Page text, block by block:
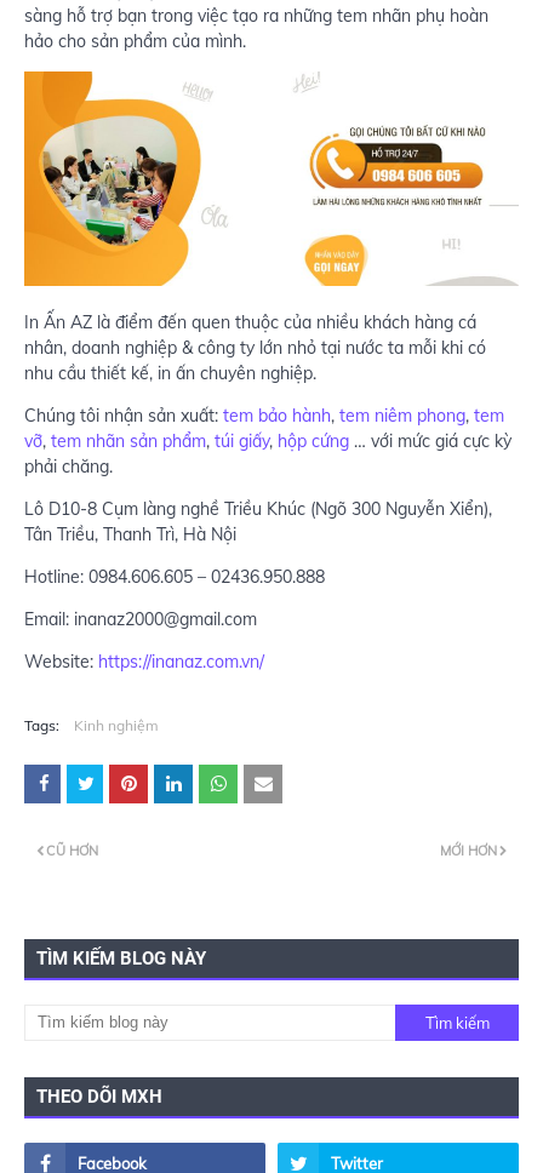
sàng hỗ trợ bạn trong việc tạo ra những tem nhãn phụ hoàn
hảo cho sản phẩm của mình.
In Ấn AZ là điểm đến quen thuộc của nhiều khách hàng cá
nhân, doanh nghiệp & công ty lớn nhỏ tại nước ta mỗi khi có
nhu cầu thiết kế, in ấn chuyên nghiệp.
Chúng tôi nhận sản xuất: tem bảo hành, tem niêm phong, tem
vỡ, tem nhãn sản phẩm, túi giấy, hộp cứng … với mức giá cực kỳ
phải chăng.
Lô D10-8 Cụm làng nghề Triều Khúc (Ngõ 300 Nguyễn Xiển),
Tân Triều, Thanh Trì, Hà Nội
Hotline: 0984.606.605 – 02436.950.888
Email: inanaz2000@gmail.com
Website: https://inanaz.com.vn/
Tags: Kinh nghiệm
MỚI HƠN
CŨ HƠN
TÌM KIẾM BLOG NÀY
THEO DÕI MXH